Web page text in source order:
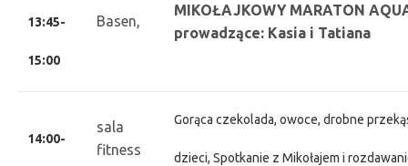
13:45-
15:00
Basen,
MIKOŁAJKOWY MARATON
prowadzące: Kasia i Tatiana
14:00-
sala
fitness
Gorąca czekolada, owoce, drobne
dzieci, Spotkanie z Mikołajem i